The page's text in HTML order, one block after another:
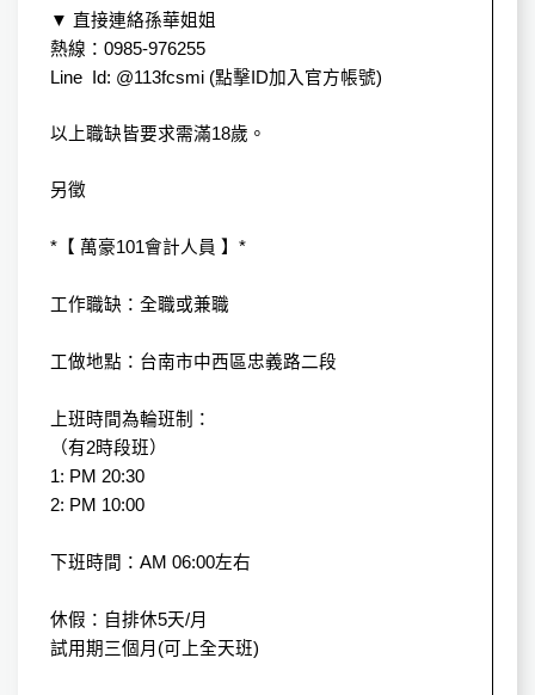
▼ 直接連絡孫華姐姐
熱線：0985-976255
Line Id: @113fcsmi (點擊ID加入官方帳號)
以上職缺皆要求需滿18歲。
另徵
*【 萬豪101會計人員 】*
工作職缺：全職或兼職
工做地點：台南市中西區忠義路二段
上班時間為輪班制：
（有2時段班）
1: PM 20:30
2: PM 10:00
下班時間：AM 06:00左右
休假：自排休5天/月
試用期三個月(可上全天班)